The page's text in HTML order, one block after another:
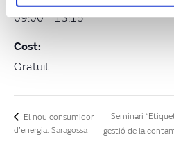
09:00 - 13:15
Cost:
Gratuït
El nou consumidor
d’energia. Saragossa
Seminari
gestió de la